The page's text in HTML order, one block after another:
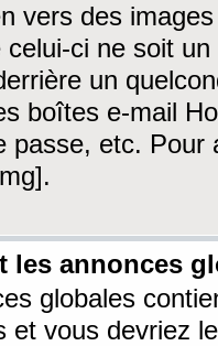
vers des
celui-ci ne soit
un
boîtes e-mail
passe, etc. Pour
les annonces
globales
et vous devriez